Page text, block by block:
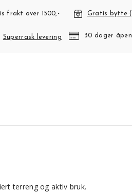
frakt over 1500,- Gratis bytte
Superrask levering 30 dager
terreng og aktiv bruk.